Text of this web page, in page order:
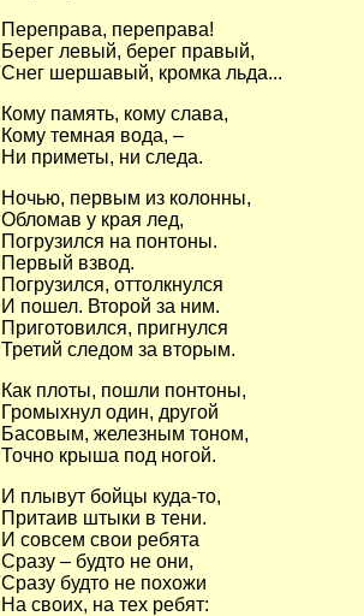
Переправа, переправа!
Берег левый, берег правый,
Снег шершавый, кромка льда...
Кому память, кому слава,
Кому темная вода, –
Ни приметы, ни следа.
Ночью, первым из колонны,
Обломав у края лед,
Погрузился на понтоны.
Первый взвод.
Погрузился, оттолкнулся
И пошел. Второй за ним.
Приготовился, пригнулся
Третий следом за вторым.
Как плоты, пошли понтоны,
Громыхнул один, другой
Басовым, железным тоном,
Точно крыша под ногой.
И плывут бойцы куда-то,
Притаив штыки в тени.
И совсем свои ребята
Сразу – будто не они,
Сразу будто не похожи
На своих, на тех ребят: